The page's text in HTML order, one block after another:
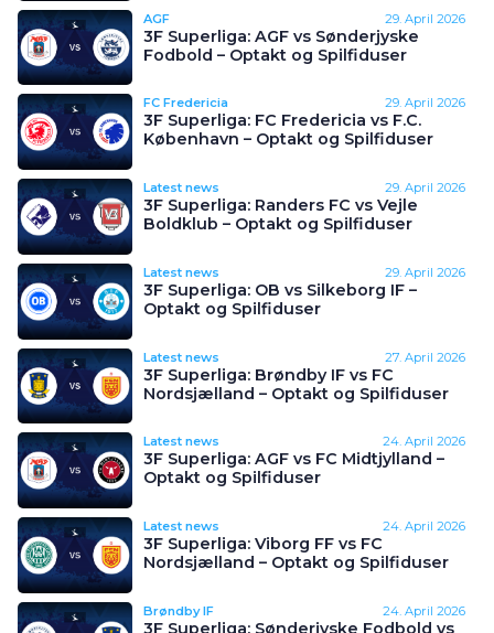
AGF 29. April 2026
3F Superliga: AGF vs Sønderjyske
Fodbold – Optakt og Spilfiduser
FC Fredericia 29. April 2026
3F Superliga: FC Fredericia vs F.C.
København – Optakt og Spilfiduser
Latest news 29. April 2026
3F Superliga: Randers FC vs Vejle
Boldklub – Optakt og Spilfiduser
Latest news 29. April 2026
3F Superliga: OB vs Silkeborg IF –
Optakt og Spilfiduser
Latest news 27. April 2026
3F Superliga: Brøndby IF vs FC
Nordsjælland – Optakt og Spilfiduser
Latest news 24. April 2026
3F Superliga: AGF vs FC Midtjylland –
Optakt og Spilfiduser
Latest news 24. April 2026
3F Superliga: Viborg FF vs FC
Nordsjælland – Optakt og Spilfiduser
Brøndby IF 24. April 2026
3F Superliga: Sønderjyske Fodbold vs